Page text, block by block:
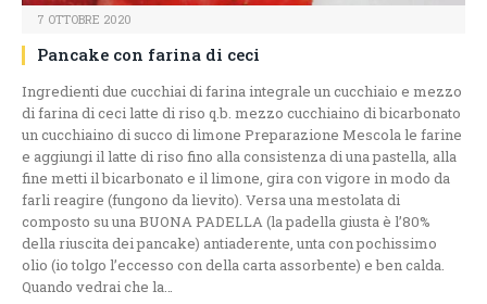
7 OTTOBRE 2020
Pancake con farina di ceci
Ingredienti due cucchiai di farina integrale un cucchiaio e mezzo
di farina di ceci latte di riso q.b. mezzo cucchiaino di bicarbonato
un cucchiaino di succo di limone Preparazione Mescola le farine
e aggiungi il latte di riso fino alla consistenza di una pastella, alla
fine metti il bicarbonato e il limone, gira con vigore in modo da
farli reagire (fungono da lievito). Versa una mestolata di
composto su una BUONA PADELLA (la padella giusta è l’80%
della riuscita dei pancake) antiaderente, unta con pochissimo
olio (io tolgo l’eccesso con della carta assorbente) e ben calda.
Quando vedrai che la…